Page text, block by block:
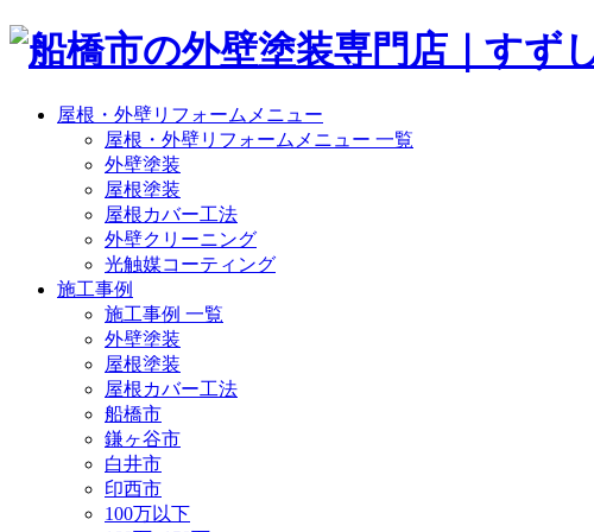
屋根・外壁リフォームメニュー
屋根・外壁リフォームメニュー 一覧
外壁塗装
屋根塗装
屋根カバー工法
外壁クリーニング
光触媒コーティング
施工事例
施工事例 一覧
外壁塗装
屋根塗装
屋根カバー工法
船橋市
鎌ヶ谷市
白井市
印西市
100万以下